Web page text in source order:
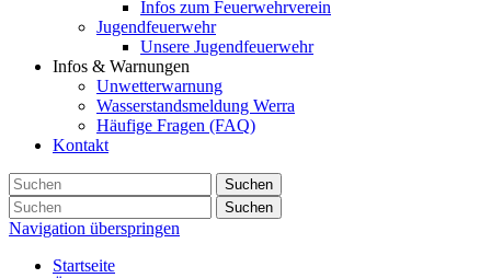
Infos zum Feuerwehrverein
Jugendfeuerwehr
Unsere Jugendfeuerwehr
Infos & Warnungen
Unwetterwarnung
Wasserstandsmeldung Werra
Häufige Fragen (FAQ)
Kontakt
Suchen
Suchen
Navigation überspringen
Startseite